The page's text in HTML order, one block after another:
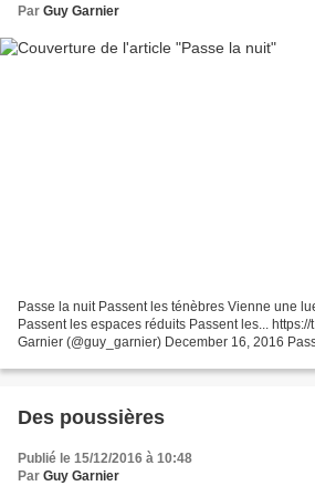
Par Guy Garnier
Passe la nuit Passent les ténèbres Vienne une
Passent les espaces réduits Passent les...
Garnier (@guy_garnier) December 16, 2016
Des poussières
Publié le 15/12/2016 à 10:48
Par Guy Garnier